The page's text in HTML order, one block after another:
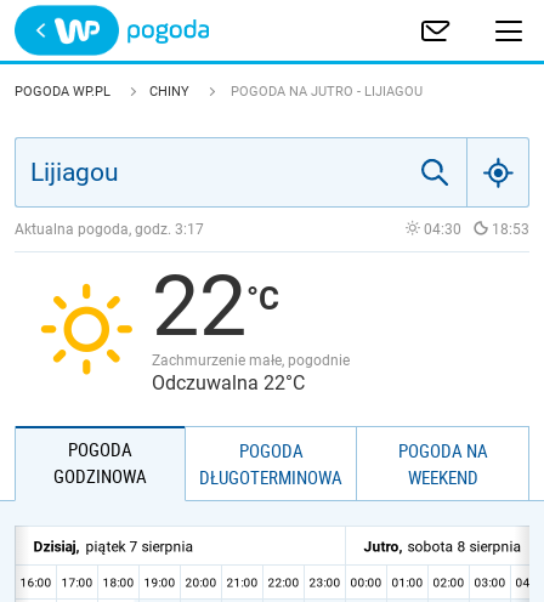
Trwa ładowanie
POLSKA
JAKOŚĆ POWIETRZA
POGODA WP.PL CHINY POGODA NA JUTRO - LIJIAGOU
Aktualna pogoda, godz. 3:17 04:30 18:53
22
Zachmurzenie małe, pogodnie
Odczuwalna 22°C
POGODA
GODZINOWA
POGODA
DŁUGOTERMINOWA
POGODA NA
WEEKEND